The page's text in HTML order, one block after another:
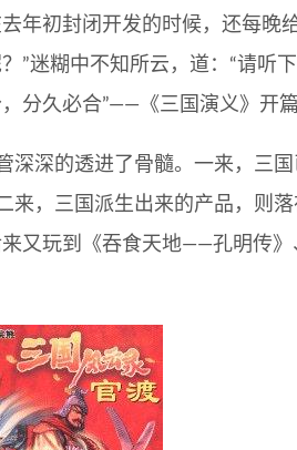
年初封闭开发的时候，还每晚
”迷糊中不知所云，道：“请听
分久必合”——《三国演义》开篇
深深的透进了骨髓。一来，三
来，三国派生出来的产品，则
又玩到《吞食天地——孔明传